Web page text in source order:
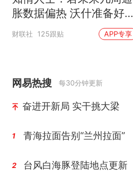
胀数据偏热 沃什准备好加
息
财联社 125跟贴 APP专享
网易热搜 每30分钟更新
奋进开新局 实干挑大梁
1 青海拉面告别“兰州拉面”
2 台风白海豚登陆地点更新